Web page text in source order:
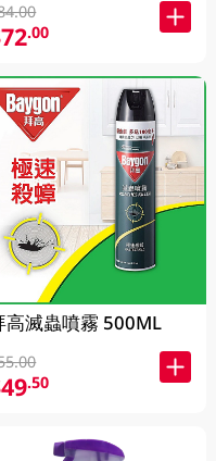
.00
高滅蟲噴霧 500ML
.50